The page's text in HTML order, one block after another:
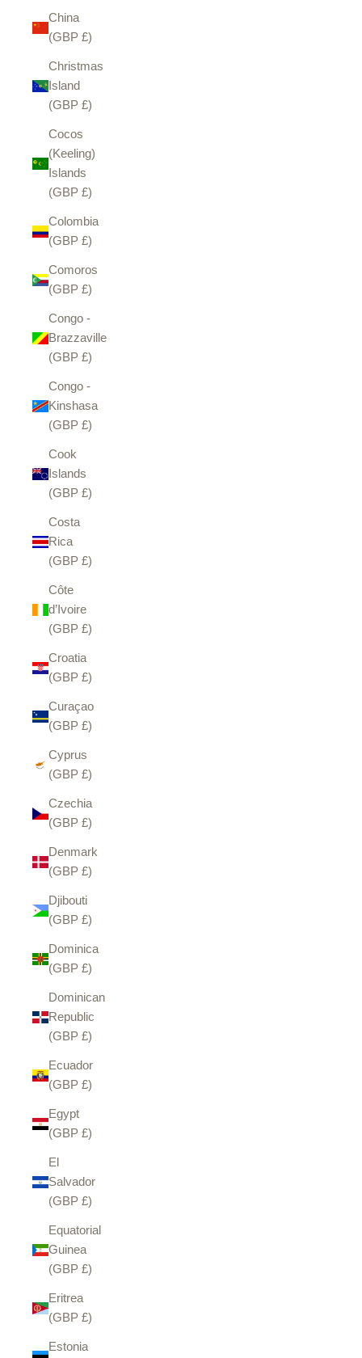
China
(GBP £)
Christmas
Island
(GBP £)
Cocos
(Keeling)
Islands
(GBP £)
Colombia
(GBP £)
Comoros
(GBP £)
Congo -
Brazzaville
(GBP £)
Congo -
Kinshasa
(GBP £)
Cook
Islands
(GBP £)
Costa
Rica
(GBP £)
Côte
d’Ivoire
(GBP £)
Croatia
(GBP £)
Curaçao
(GBP £)
Cyprus
(GBP £)
Czechia
(GBP £)
Denmark
(GBP £)
Djibouti
(GBP £)
Dominica
(GBP £)
Dominican
Republic
(GBP £)
Ecuador
(GBP £)
Egypt
(GBP £)
El
Salvador
(GBP £)
Equatorial
Guinea
(GBP £)
Eritrea
(GBP £)
Estonia